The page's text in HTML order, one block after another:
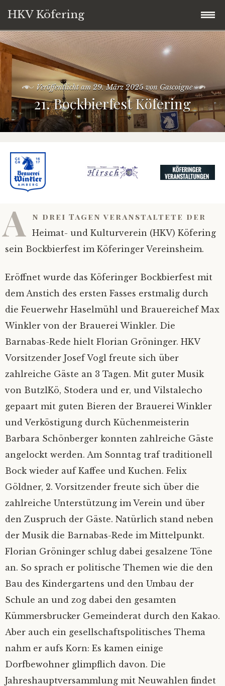
HKV Köfering
Zum
Inhalt
springen
Startseite
Termine
Brotbackofen
Kirwaleit
Über uns
Vorstandschaft
Service
Impressum
Mietinventar
Kontakt
Satzung
Mitgliedsantrag
Mitgliederverwaltung
Nextcloud
Ferienprogramm
Datenschutz
Bilder
2026
2025
Alle Jahre
Veröffentlicht am 29. März 2025von Gascoigne
21. Bockbierfest Köfering
A n drei Tagen veranstaltete der
Heimat- und Kulturverein (HKV) Köfering
sein Bockbierfest im Köferinger Vereinsheim.
Eröffnet wurde das Köferinger Bockbierfest mit
dem Anstich des ersten Fasses erstmalig durch
die Feuerwehr Haselmühl und Brauereichef Max
Winkler von der Brauerei Winkler. Die
Barnabas-Rede hielt Florian Gröninger. HKV
Vorsitzender Josef Vogl freute sich über
zahlreiche Gäste an 3 Tagen. Mit guter Musik
von ButzlKö, Stodera und er, und Vilstalecho
gepaart mit guten Bieren der Brauerei Winkler
und Verköstigung durch Küchenmeisterin
Barbara Schönberger konnten zahlreiche Gäste
angelockt werden. Am Sonntag traf traditionell
Bock wieder auf Kaffee und Kuchen. Felix
Göldner, 2. Vorsitzender freute sich über die
zahlreiche Unterstützung im Verein und über
den Zuspruch der Gäste. Natürlich stand neben
der Musik die Barnabas-Rede im Mittelpunkt.
Florian Gröninger schlug dabei gesalzene Töne
an. So sprach er politische Themen wie die den
Bau des Kindergartens und den Umbau der
Schule an und zog dabei den gesamten
Kümmersbrucker Gemeinderat durch den Kakao.
Aber auch ein gesellschaftspolitisches Thema
nahm er aufs Korn: Es kamen einige
Dorfbewohner glimpflich davon. Die
Jahreshauptversammlung mit Neuwahlen findet